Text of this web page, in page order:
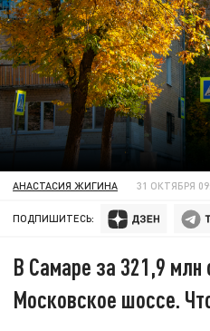
АНАСТАСИЯ ЖИГИНА 31 ОКТЯБРЯ
ПОДПИШИТЕСЬ:
В Самаре за 321,9 млн
Московское шоссе.